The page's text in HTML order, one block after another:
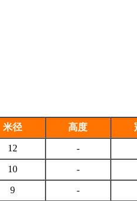
米径 高度
12 -
10 -
9 -